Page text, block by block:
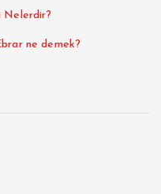
Nelerdir?
ne demek?